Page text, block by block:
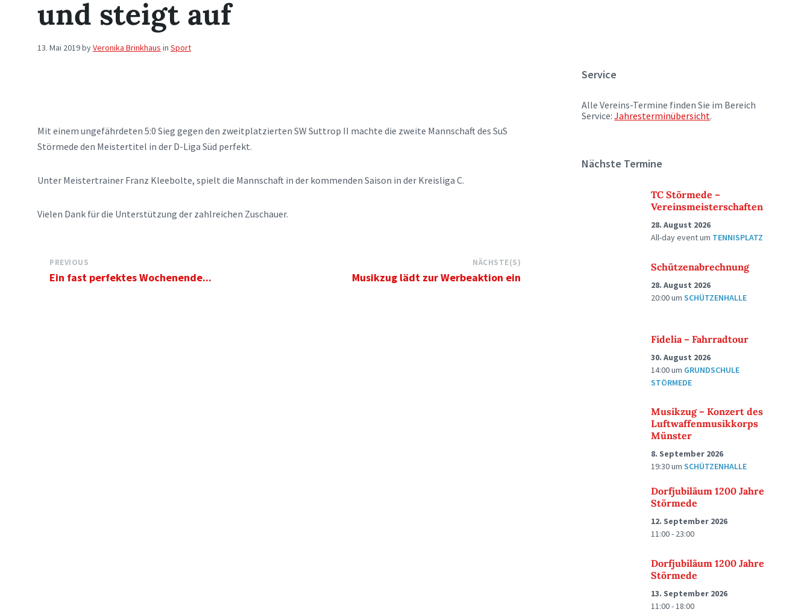
und steigt auf
13. Mai 2019byVeronika Brinkhaus in Sport
Mit einem ungefährdeten 5:0 Sieg gegen den zweitplatzierten SW Suttrop II machte die zweite Mannschaft des SuS
Störmede den Meistertitel in der D-Liga Süd perfekt.
Unter Meistertrainer Franz Kleebolte, spielt die Mannschaft in der kommenden Saison in der Kreisliga C.
Vielen Dank für die Unterstützung der zahlreichen Zuschauer.
PREVIOUS
Ein fast perfektes Wochenende...
NÄCHSTE(S)
Musikzug lädt zur Werbeaktion ein
Service
Alle Vereins-Termine finden Sie im Bereich
Service:Jahresterminübersicht.
Nächste Termine
TC Störmede –
Vereinsmeisterschaften
28. August 2026
All-day eventum TENNISPLATZ
Schützenabrechnung
28. August 2026
20:00umSCHÜTZENHALLE
Fidelia – Fahrradtour
30. August 2026
14:00um GRUNDSCHULE
STÖRMEDE
Musikzug – Konzert des
Luftwaffenmusikkorps
Münster
8. September 2026
19:30umSCHÜTZENHALLE
Dorfjubiläum 1200 Jahre
Störmede
12. September 2026
11:00 - 23:00
Dorfjubiläum 1200 Jahre
Störmede
13. September 2026
11:00 - 18:00